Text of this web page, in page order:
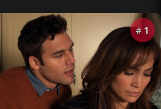
# 1